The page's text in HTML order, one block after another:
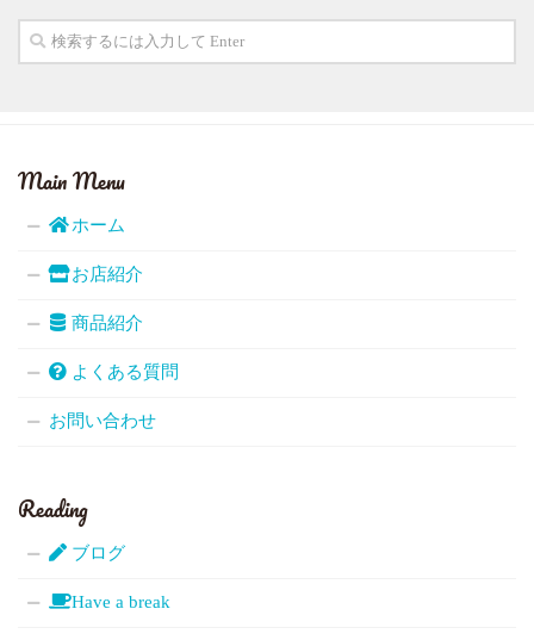
Main Menu
ホーム
お店紹介
商品紹介
よくある質問
お問い合わせ
Reading
ブログ
Have a break